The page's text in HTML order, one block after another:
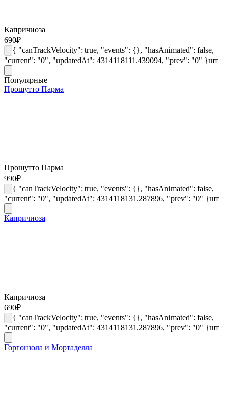
Капричиоза
690₽
{ "canTrackVelocity": true, "events": {}, "hasAnimated": false,
"current": "0", "updatedAt": 4314118111.439094, "prev": "0" }шт
Популярные
Прошутто Парма
Прошутто Парма
990₽
{ "canTrackVelocity": true, "events": {}, "hasAnimated": false,
"current": "0", "updatedAt": 4314118131.287896, "prev": "0" }шт
Капричиоза
Капричиоза
690₽
{ "canTrackVelocity": true, "events": {}, "hasAnimated": false,
"current": "0", "updatedAt": 4314118131.287896, "prev": "0" }шт
Горгонзола и Мортаделла